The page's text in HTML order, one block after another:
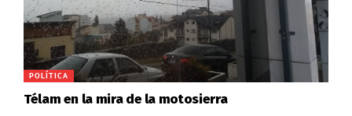
POLÍTICA
Télam en la mira de la motosierra